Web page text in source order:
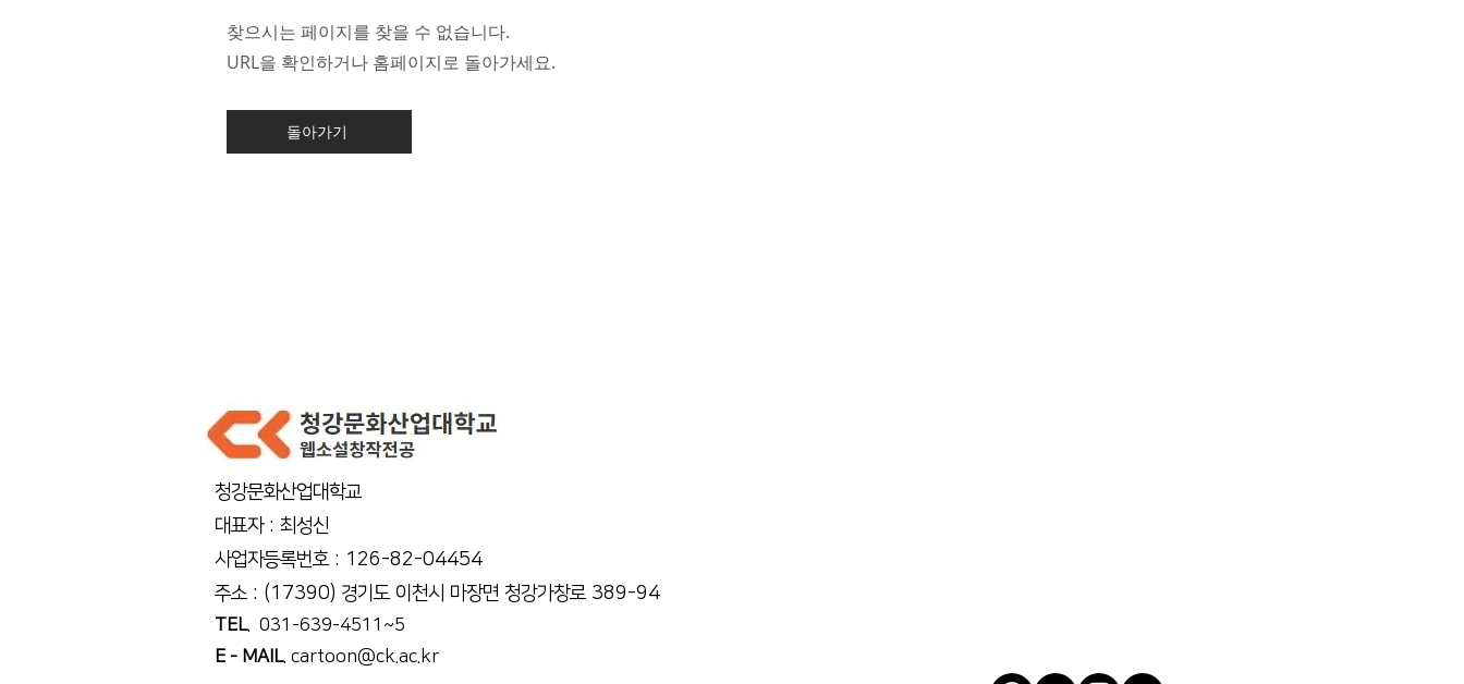
찾으시는 페이지를 찾을 수 없습니다.
URL을 확인하거나 홈페이지로 돌아가세요.
돌아가기
청강문화산업대학교
대표자 : 최성신
사업자등록번호 : 126-82-04454
주소 : (17390) 경기도 이천시 마장면 청강가창로 389-94
TEL. 031-639-4511~5
E - MAIL. cartoon@ck.ac.kr